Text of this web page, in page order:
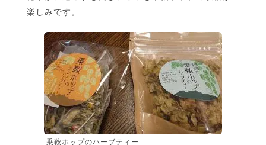
楽しみです。
乗鞍ホップのハーブティー